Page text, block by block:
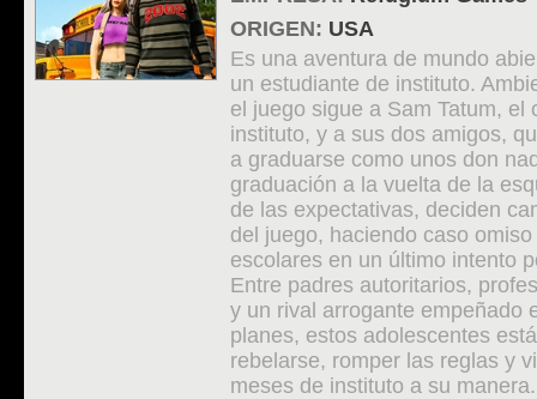
ORIGEN: USA
Es una aventura de mundo
un estudiante de instituto.
el juego sigue a Sam Tatum, el
instituto, y a sus dos amigos,
a graduarse como unos don
graduación a la vuelta de la
de las expectativas, deciden
del juego, haciendo caso
escolares en un último intento
Entre padres autoritarios,
y un rival arrogante empeñado
planes, estos adolescentes
rebelarse, romper las reglas y
meses de instituto a su manera.